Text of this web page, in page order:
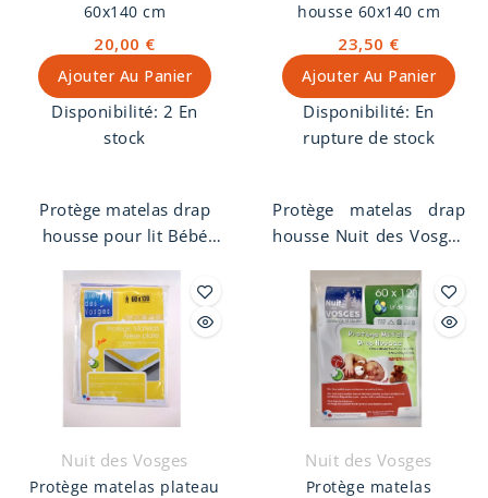
60x140 cm
20,00 €
Ajouter Au Panier
Disponibilité: 2 En
stock
Protège matelas drap
housse pour lit Bébé
coton. Fabriqué en
France, lavable à 95°.
housse 60x140 cm
23,50 €
Ajouter Au Panier
Disponibilité: En
rupture de stock
Protège matelas drap
housse Nuit des Vosges
imperméable, 1 face
100% coton
contrecollée
imperméable.
Nuit des Vosges
Protège matelas plateau
Nuit des Vosges
Protège matelas